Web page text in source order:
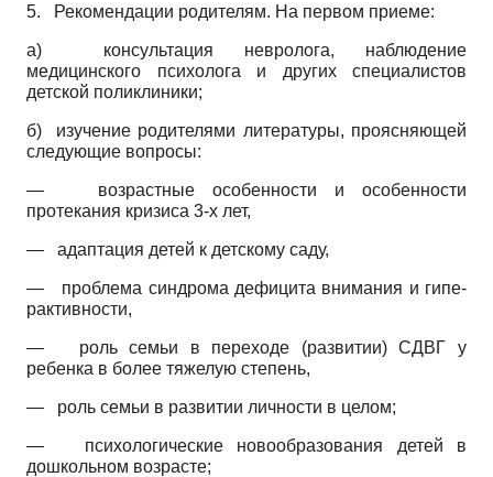
5. Рекомендации родителям. На первом приеме:
а) консультация невролога, наблюдение
медицинского психолога и других специалистов
детской поликлиники;
б) изучение родителями литературы, проясняющей
следующие вопросы:
— возрастные особенности и особенности
протекания кризиса 3-х лет,
— адаптация детей к детскому саду,
— проблема синдрома дефицита внимания и гипе­
рактивности,
— роль семьи в переходе (развитии) СДВГ у
ребенка в более тяжелую степень,
— роль семьи в развитии личности в целом;
— психологические новообразования детей в
дошкольном возрасте;